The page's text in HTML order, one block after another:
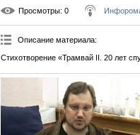
Просмотры: 0
Описание материала:
Стихотворение «Трамвай II. 20 лет